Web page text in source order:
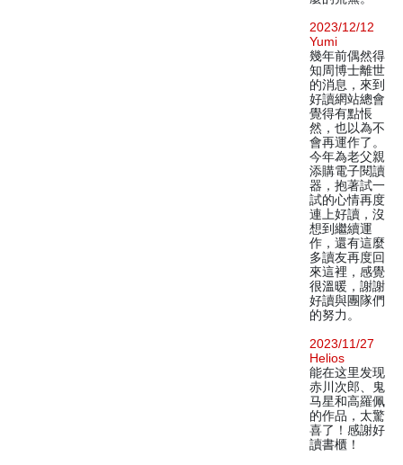
2023/12/12
Yumi
幾年前偶然得
知周博士離世
的消息，來到
好讀網站總會
覺得有點悵
然，也以為不
會再運作了。
今年為老父親
添購電子閱讀
器，抱著試一
試的心情再度
連上好讀，沒
想到繼續運
作，還有這麼
多讀友再度回
來這裡，感覺
很溫暖，謝謝
好讀與團隊們
的努力。
2023/11/27
Helios
能在这里发现
赤川次郎、鬼
马星和高羅佩
的作品，太驚
喜了！感謝好
讀書櫃！